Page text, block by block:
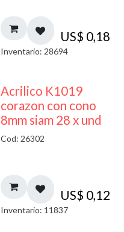
US$ 0,18
Inventario: 28694
Acrilico K1019
corazon con cono
8mm siam 28 x und
Cod: 26302
US$ 0,12
Inventario: 11837